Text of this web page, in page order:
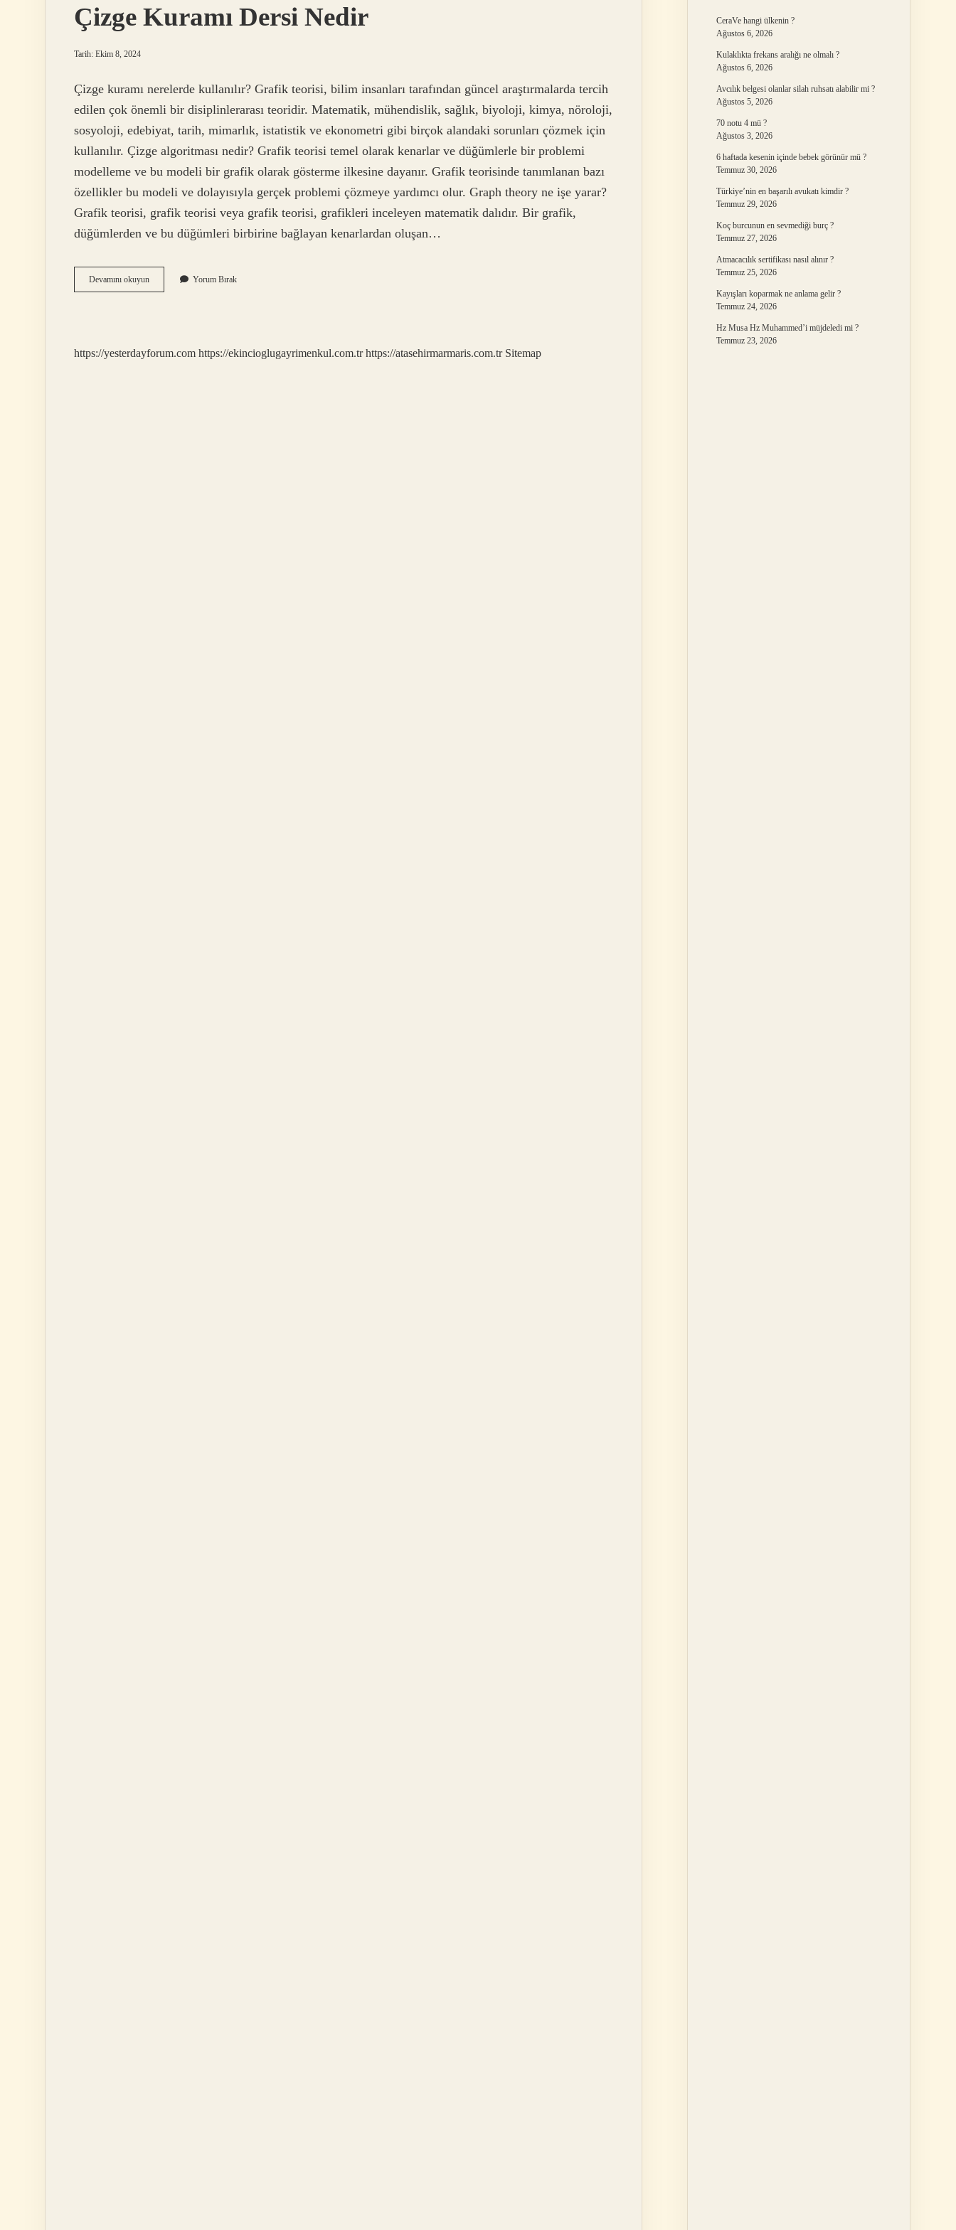
Çizge Kuramı Dersi Nedir
Tarih: Ekim 8, 2024
Çizge kuramı nerelerde kullanılır? Grafik teorisi, bilim insanları tarafından güncel araştırmalarda tercih
edilen çok önemli bir disiplinlerarası teoridir. Matematik, mühendislik, sağlık, biyoloji, kimya, nöroloji,
sosyoloji, edebiyat, tarih, mimarlık, istatistik ve ekonometri gibi birçok alandaki sorunları çözmek için
kullanılır. Çizge algoritması nedir? Grafik teorisi temel olarak kenarlar ve düğümlerle bir problemi
modelleme ve bu modeli bir grafik olarak gösterme ilkesine dayanır. Grafik teorisinde tanımlanan bazı
özellikler bu modeli ve dolayısıyla gerçek problemi çözmeye yardımcı olur. Graph theory ne işe yarar?
Grafik teorisi, grafik teorisi veya grafik teorisi, grafikleri inceleyen matematik dalıdır. Bir grafik,
düğümlerden ve bu düğümleri birbirine bağlayan kenarlardan oluşan…
Devamını okuyunÇizge
Kuramı
Yorum Bırak
https://yesterdayforum.com https://ekincioglugayrimenkul.com.tr https://atasehirmarmaris.com.tr Sitemap
CeraVe hangi ülkenin ?
Ağustos 6, 2026
Kulaklıkta frekans aralığı ne olmalı ?
Ağustos 6, 2026
Avcılık belgesi olanlar silah ruhsatı alabilir mi ?
Ağustos 5, 2026
70 notu 4 mü ?
Ağustos 3, 2026
6 haftada kesenin içinde bebek görünür mü ?
Temmuz 30, 2026
Türkiye’nin en başarılı avukatı kimdir ?
Temmuz 29, 2026
Koç burcunun en sevmediği burç ?
Temmuz 27, 2026
Atmacacılık sertifikası nasıl alınır ?
Temmuz 25, 2026
Kayışları koparmak ne anlama gelir ?
Temmuz 24, 2026
Hz Musa Hz Muhammed’i müjdeledi mi ?
Temmuz 23, 2026